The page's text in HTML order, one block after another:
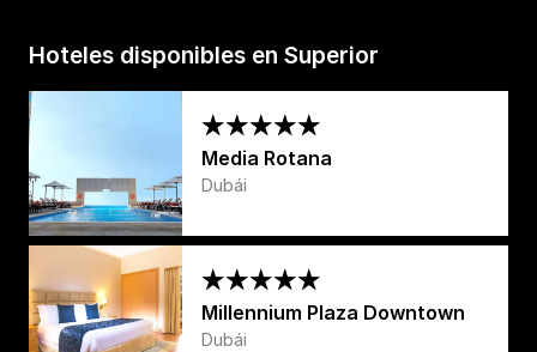
Hoteles disponibles en Superior
Media Rotana
Dubái
Millennium Plaza Downtown
Dubái